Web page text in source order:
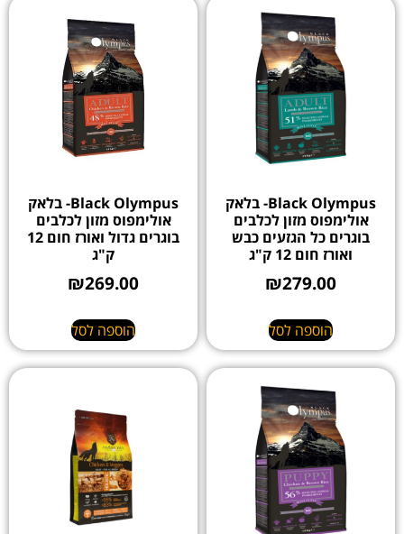
Black Olympus- בלאק
אולימפוס מזון לכלבים
בוגרים כל הגזעים כבש
ואורז חום 12 ק"ג
₪279.00
הוספה לסל
Black Olympus- בלאק
אולימפוס מזון לכלבים
בוגרים גדול ואורז חום 12
ק"ג
₪269.00
הוספה לסל